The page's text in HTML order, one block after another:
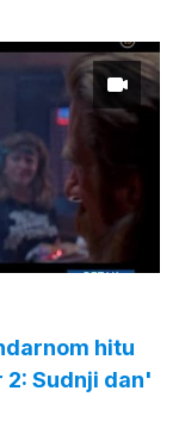
hitu
Sudnji dan'